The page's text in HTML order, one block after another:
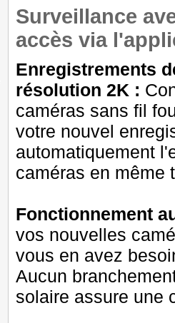
Surveillance
accès via
Enregistrements
résolution 2K :
caméras sans fil
votre nouvel
automatiquement
caméras en même
Fonctionnement
vos nouvelles
vous en avez
Aucun
solaire assure une